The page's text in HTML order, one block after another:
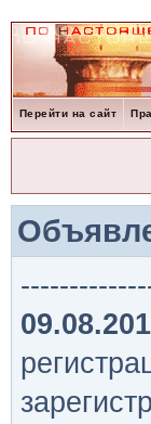
Перейти на сайт